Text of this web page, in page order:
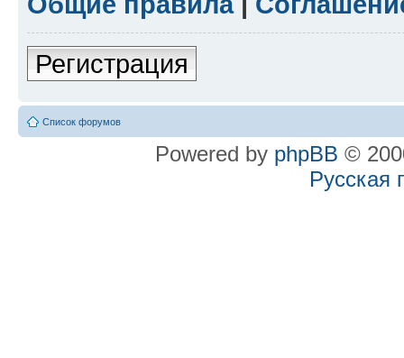
Регистрация
Список форумов
Powered by phpBB ©
Русская